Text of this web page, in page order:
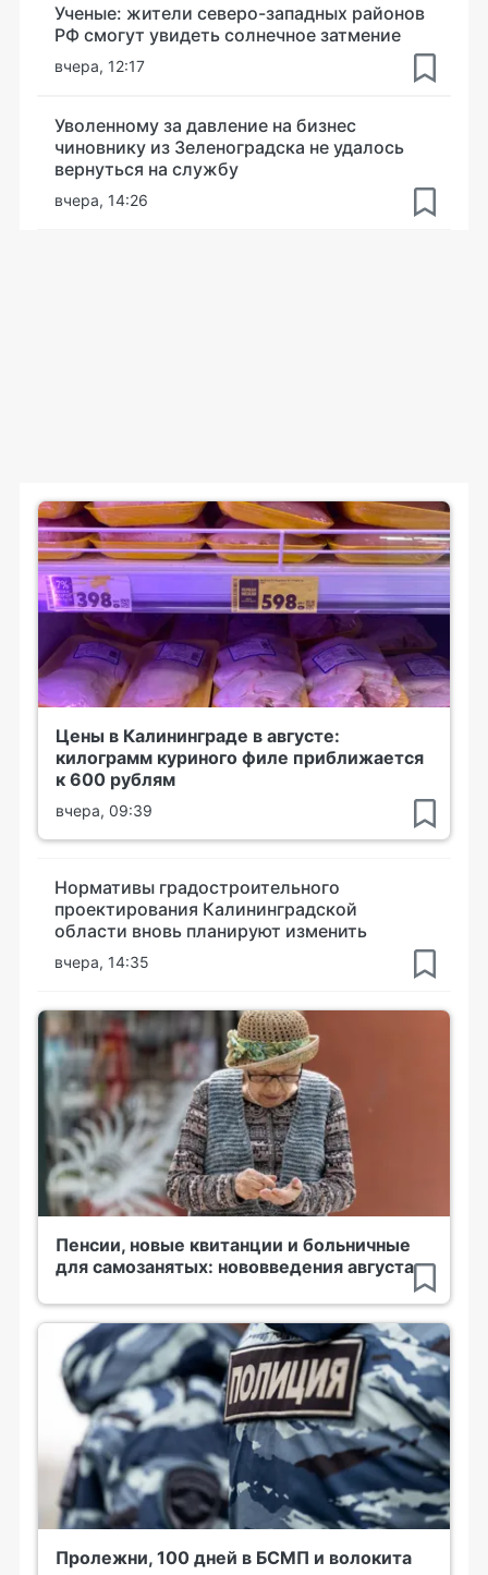
Ученые: жители северо-западных районов
РФ смогут увидеть солнечное затмение
вчера, 12:17
Уволенному за давление на бизнес
чиновнику из Зеленоградска не удалось
вернуться на службу
вчера, 14:26
Цены в Калининграде в августе:
килограмм куриного филе приближается
к 600 рублям
вчера, 09:39
Нормативы градостроительного
проектирования Калининградской
области вновь планируют изменить
вчера, 14:35
Пенсии, новые квитанции и больничные
для самозанятых: нововведения августа
Пролежни, 100 дней в БСМП и волокита